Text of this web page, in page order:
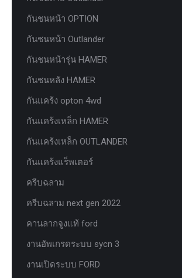
กันชนหน้า OPTION
กันชนหน้า Outlander
กันชนหน้ารุ่น HAMER
กันชนหลัง HAMER
กันแคร้ง opton 4wd
กันแคร้งเหล็ก HAMER
กันแคร้งเหล็ก OUTLANDER
กันแคร้งแร็พเตอร์
ครีบฉลาม
ครีบฉลาม next gen 2022
คานลากจูงแท้ ford
งานอัพเกรดระบบ sycn 3
งานเปิดระบบ FORD